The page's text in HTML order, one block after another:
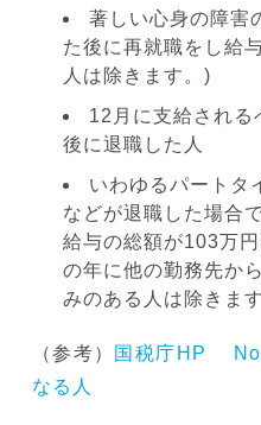
著しい心身の障害
た後に再就職をし給
人は除きます。)
12月に支給される
後に退職した人
いわゆるパートタ
などが退職した場合
給与の総額が103万
の年に他の勤務先か
みのある人は除きます
（参考） 国税庁HP
なる人